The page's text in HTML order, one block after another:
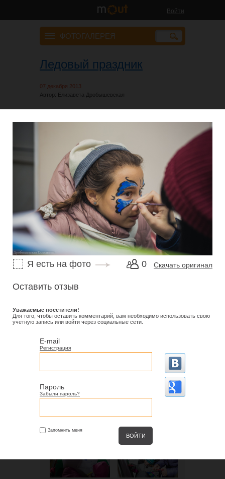
Войти
ФОТОГАЛЕРЕЯ
Ледовый праздник
07 декабря 2013
Автор: Елизавета Дробышевская
Скачать оригинал
0
Я есть на фото
Оставить отзыв
Уважаемые посетители!
Для того, чтобы оставить комментарий, вам необходимо использовать свою
учетную запись или войти через социальные сети.
E-mail
Регистрация
Пароль
Забыли пароль?
Запомнить меня